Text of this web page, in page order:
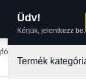
Üdv!
Kérjük, jelentkezz be.
Termék